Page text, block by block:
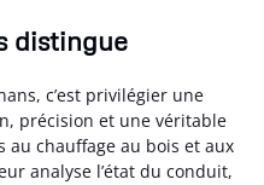
distingue
c’est privilégier une
précision et une véritable
au chauffage au bois et aux
analyse l’état du conduit,